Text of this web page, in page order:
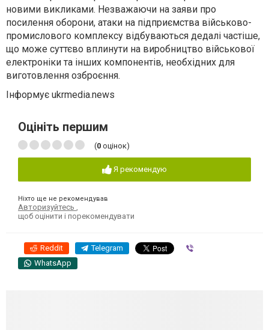
новими викликами. Незважаючи на заяви про
посилення оборони, атаки на підприємства військово-
промислового комплексу відбуваються дедалі частіше,
що може суттєво вплинути на виробництво військової
електроніки та інших компонентів, необхідних для
виготовлення озброєння.
Інформує ukrmedia.news
Оцініть першим
(0 оцінок)
Я рекомендую
Ніхто ще не рекомендував
Авторизуйтесь ,
щоб оцінити і порекомендувати
Reddit Telegram
WhatsApp